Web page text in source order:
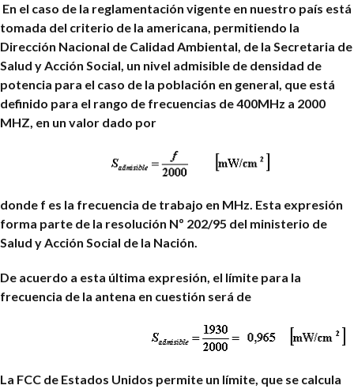
En el caso de la reglamentación vigente en nuestro país está
tomada del criterio de la americana, permitiendo la
Dirección Nacional de Calidad Ambiental, de la Secretaria de
Salud y Acción Social, un nivel admisible de densidad de
potencia para el caso de la población en general, que está
definido para el rango de frecuencias de 400MHz a 2000
MHZ, en un valor dado por
donde f es la frecuencia de trabajo en MHz. Esta expresión
forma parte de la resolución Nº 202/95 del ministerio de
Salud y Acción Social de la Nación.
De acuerdo a esta última expresión, el límite para la
frecuencia de la antena en cuestión será de
La FCC de Estados Unidos permite un límite, que se calcula